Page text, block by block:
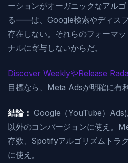
ーションがオーガニックなアル
る——は、Google検索やディス
存在しない。それらのフォーマ
ナルに寄与しないからだ。
Discover WeeklyやRelease
目標なら、Meta Adsが明確に有
結論： Google（YouTube）Ads
以外のコンバージョンに使え。
存数、Spotifyアルゴリズムトラ
に使え。